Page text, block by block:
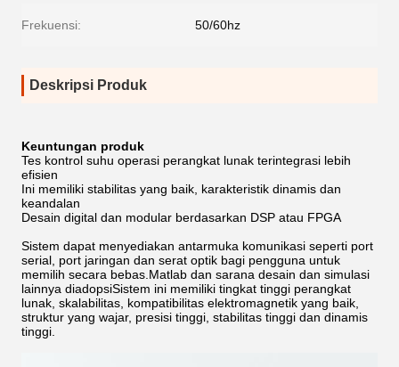
Frekuensi: 50/60hz
Deskripsi Produk
Keuntungan produk
Tes kontrol suhu operasi perangkat lunak terintegrasi lebih
efisien
Ini memiliki stabilitas yang baik, karakteristik dinamis dan
keandalan
Desain digital dan modular berdasarkan DSP atau FPGA
Sistem dapat menyediakan antarmuka komunikasi seperti port
serial, port jaringan dan serat optik bagi pengguna untuk
memilih secara bebas.Matlab dan sarana desain dan simulasi
lainnya diadopsiSistem ini memiliki tingkat tinggi perangkat
lunak, skalabilitas, kompatibilitas elektromagnetik yang baik,
struktur yang wajar, presisi tinggi, stabilitas tinggi dan dinamis
tinggi.